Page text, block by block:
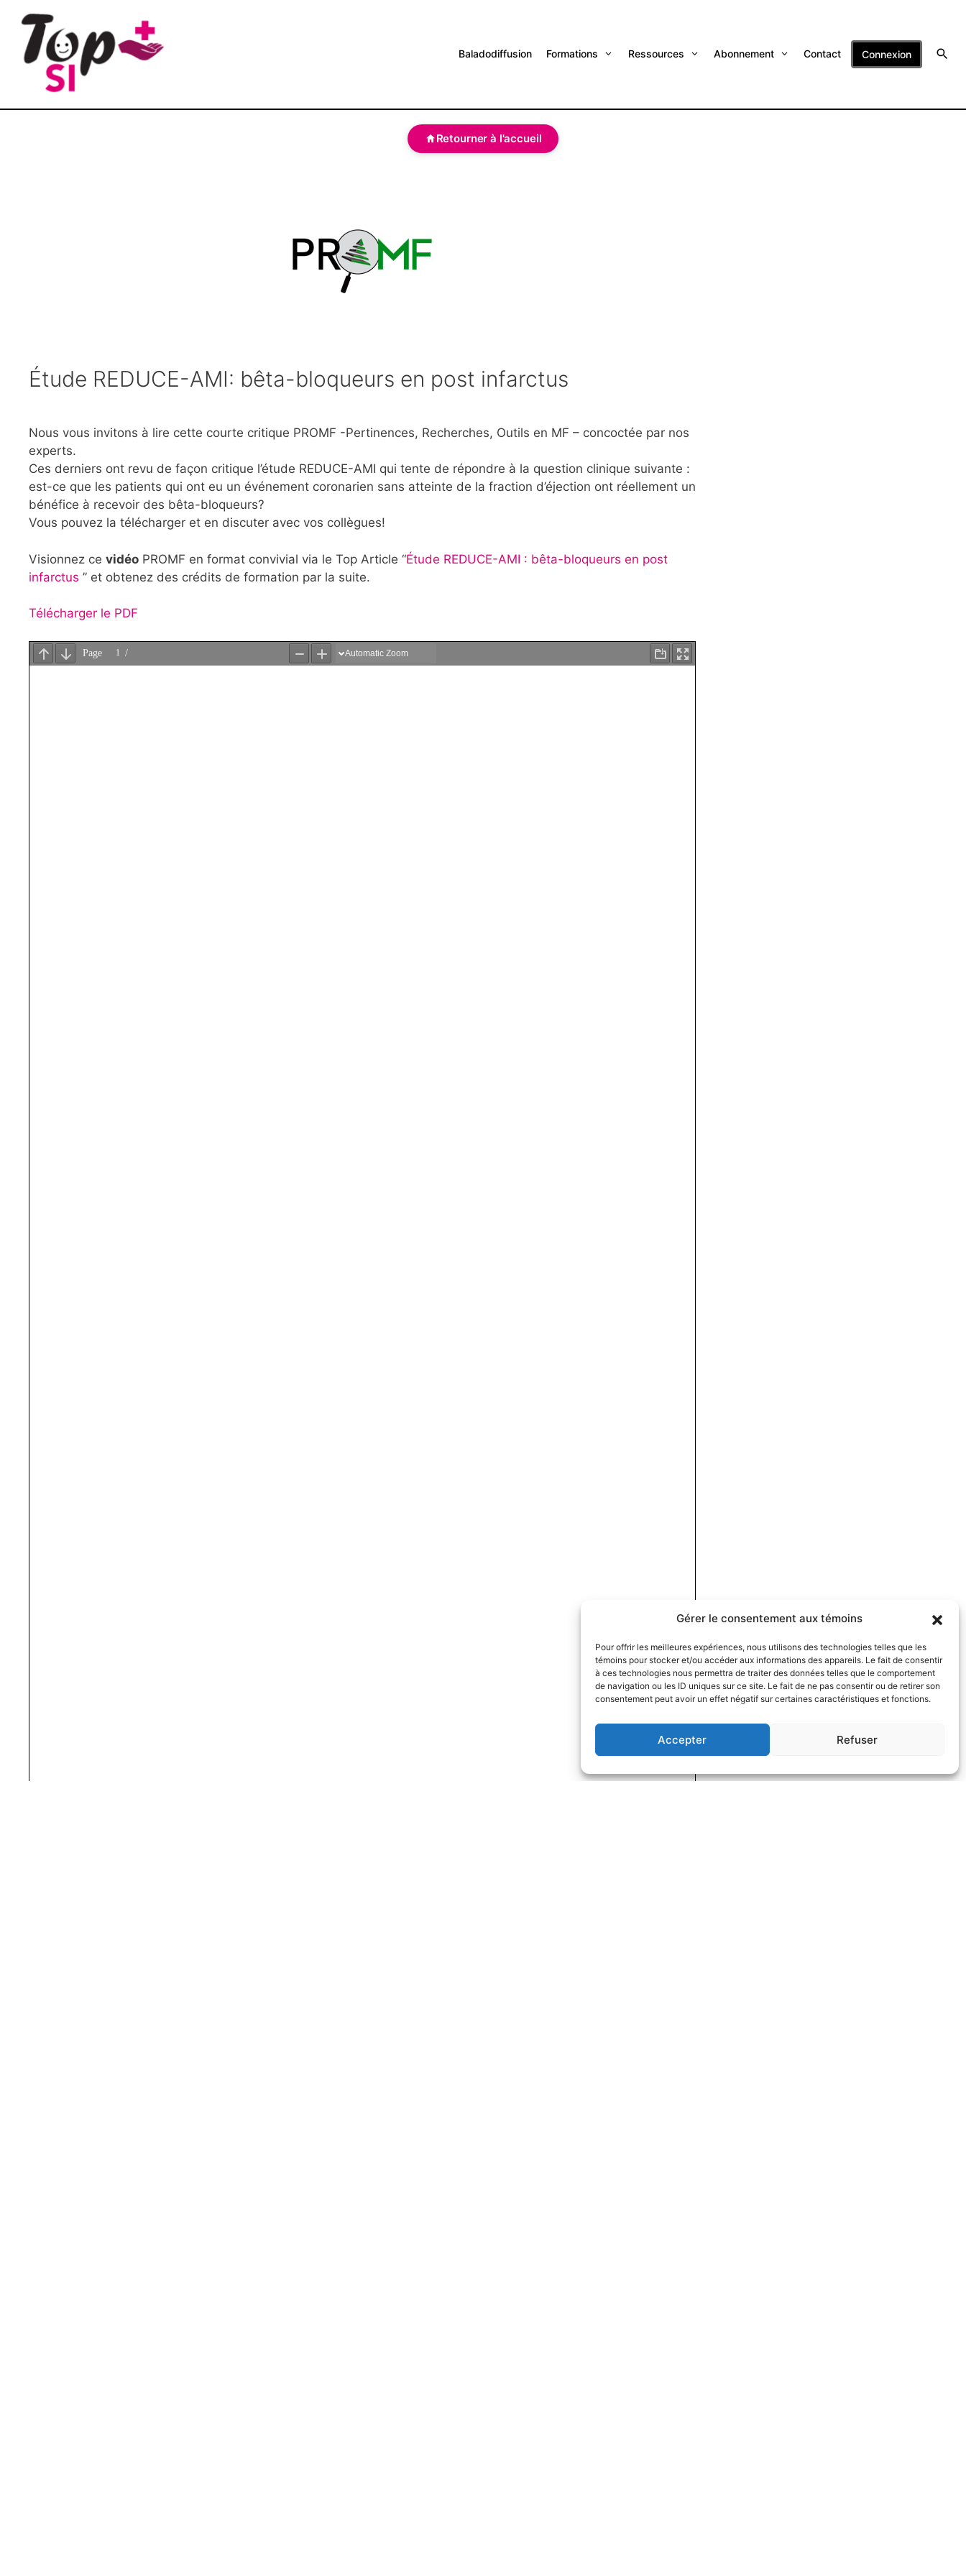
Gérer le consentement aux témoins
Pour offrir les meilleures expériences, nous utilisons des technologies telles que les
témoins pour stocker et/ou accéder aux informations des appareils. Le fait de consentir
à ces technologies nous permettra de traiter des données telles que le comportement
de navigation ou les ID uniques sur ce site. Le fait de ne pas consentir ou de retirer son
consentement peut avoir un effet négatif sur certaines caractéristiques et fonctions.
Accepter Refuser
Baladodiffusion Formations Ressources Abonnement Contact Connexion
Retourner à l'accueil
Étude REDUCE-AMI: bêta-bloqueurs en post infarctus
Nous vous invitons à lire cette courte critique PROMF -Pertinences, Recherches, Outils en MF – concoctée par nos
experts.
Ces derniers ont revu de façon critique l’étude REDUCE-AMI qui tente de répondre à la question clinique suivante :
est-ce que les patients qui ont eu un événement coronarien sans atteinte de la fraction d’éjection ont réellement un
bénéfice à recevoir des bêta-bloqueurs?
Vous pouvez la télécharger et en discuter avec vos collègues!
Visionnez ce vidéo PROMF en format convivial via le Top Article “Étude REDUCE-AMI : bêta-bloqueurs en post
infarctus ” et obtenez des crédits de formation par la suite.
Télécharger le PDF